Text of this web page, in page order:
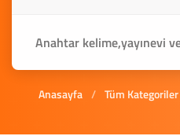
Anasayfa / Tüm Kategoriler